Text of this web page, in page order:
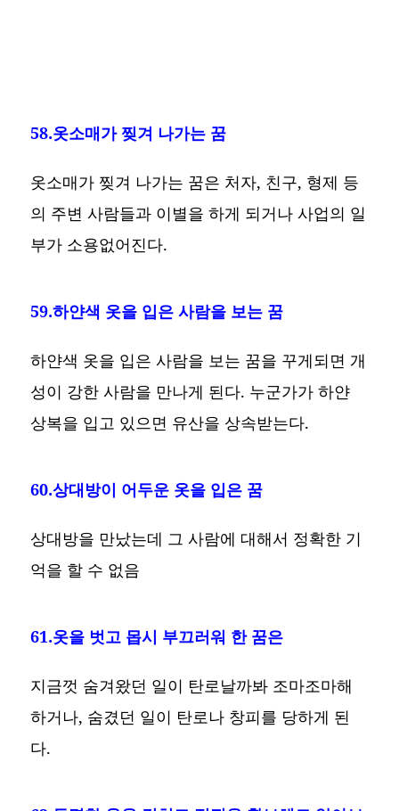
58.옷소매가 찢겨 나가는 꿈
옷소매가 찢겨 나가는 꿈은 처자, 친구, 형제 등
의 주변 사람들과 이별을 하게 되거나 사업의 일
부가 소용없어진다.
59.하얀색 옷을 입은 사람을 보는 꿈
하얀색 옷을 입은 사람을 보는 꿈을 꾸게되면 개
성이 강한 사람을 만나게 된다. 누군가가 하얀
상복을 입고 있으면 유산을 상속받는다.
60.상대방이 어두운 옷을 입은 꿈
상대방을 만났는데 그 사람에 대해서 정확한 기
억을 할 수 없음
61.옷을 벗고 몹시 부끄러워 한 꿈은
지금껏 숨겨왔던 일이 탄로날까봐 조마조마해
하거나, 숨겼던 일이 탄로나 창피를 당하게 된
다.